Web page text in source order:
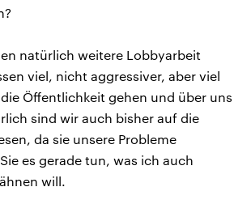
natürlich weitere Lobbyarbeit
viel, nicht aggressiver, aber viel
Öffentlichkeit gehen und über uns
sind wir auch bisher auf die
da sie unsere Probleme
es gerade tun, was ich auch
will.